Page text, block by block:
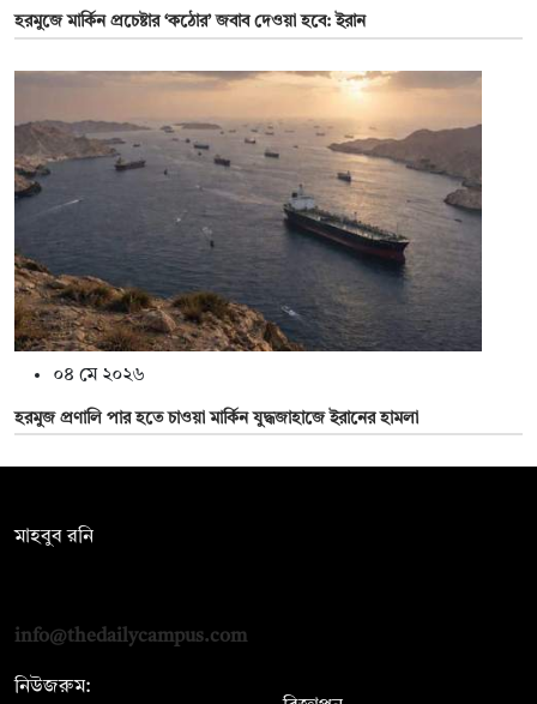
হরমুজে মার্কিন প্রচেষ্টার ‘কঠোর’ জবাব দেওয়া হবে: ইরান
০৪ মে ২০২৬
হরমুজ প্রণালি পার হতে চাওয়া মার্কিন যুদ্ধজাহাজে ইরানের হামলা
মাহবুব রনি
info@thedailycampus.com
নিউজরুম: